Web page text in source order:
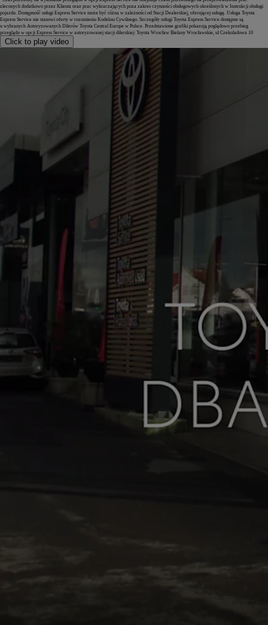
zleconych dodatkowo przez Klienta oraz prac wykraczających poza zakres czynności obsługowych określonych w Instrukcji obsługi
pojazdu. Dostępność usługi Express Service może być różna w zależności od Stacji Dealerskiej, oferującej usługę. Usługa Toyota
Express Service nie stanowi oferty w rozumieniu Kodeksu Cywilnego. Szczegóły usługi Toyota Express Service dostępne są
u wybranych Autoryzowanych Dilerów Toyota Central Europe w Polsce. Przedstawione grafiki pokazują poglądowo przebieg
przeglądu w opcji Express Service w autoryzowanej stacji dilerskiej: Toyota Wrocław Bielany Wrocławskie, ul Czekoladowa 10
Click to play video